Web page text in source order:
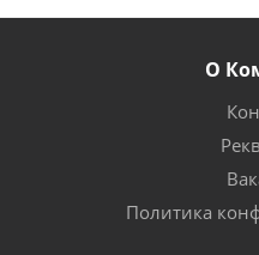
О
Политика